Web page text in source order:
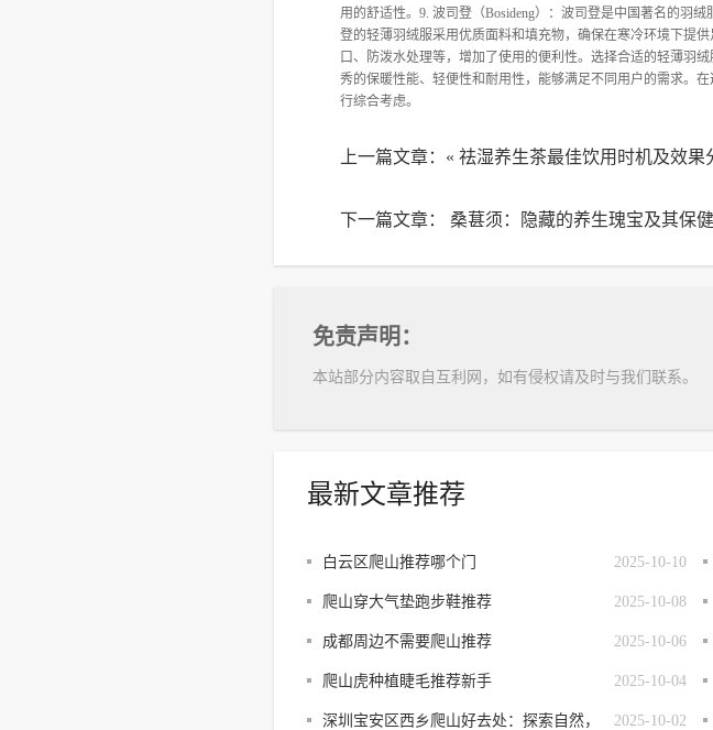
用的舒适性。9. 波司登（Bosideng）：波司登是中国著名的羽
登的轻薄羽绒服采用优质面料和填充物，确保在寒冷环境下提
口、防泼水处理等，增加了使用的便利性。选择合适的轻薄羽
秀的保暖性能、轻便性和耐用性，能够满足不同用户的需求。
行综合考虑。
上一篇文章：« 祛湿养生茶最佳饮用时机及效果
下一篇文章： 桑葚须：隐藏的养生瑰宝及其保
免责声明：
本站部分内容取自互利网，如有侵权请及时与我们联系。
最新文章推荐
2025-10-10
白云区爬山推荐哪个门
2025-10-08
爬山穿大气垫跑步鞋推荐
2025-10-06
成都周边不需要爬山推荐
2025-10-04
爬山虎种植睫毛推荐新手
2025-10-02
深圳宝安区西乡爬山好去处：探索自然，